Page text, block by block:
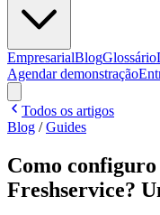
EmpresarialBlogGlossário
Agendar demonstração
Todos os artigos
Blog /Guides
Como
Freshservice?